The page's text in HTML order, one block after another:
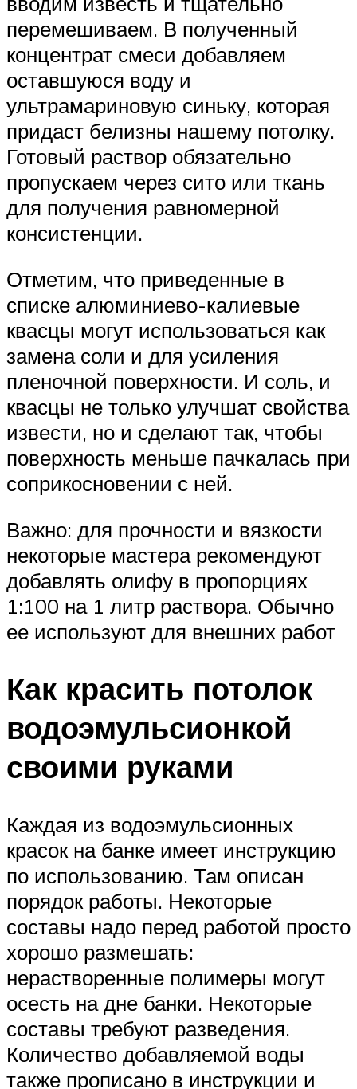
перемешиваем. В полученный
концентрат смеси добавляем
оставшуюся воду и
ультрамариновую синьку, которая
придаст белизны нашему потолку.
Готовый раствор обязательно
пропускаем через сито или ткань
для получения равномерной
консистенции.
Отметим, что приведенные в
списке алюминиево-калиевые
квасцы могут использоваться как
замена соли и для усиления
пленочной поверхности. И соль, и
квасцы не только улучшат свойства
извести, но и сделают так, чтобы
поверхность меньше пачкалась при
соприкосновении с ней.
Важно: для прочности и вязкости
некоторые мастера рекомендуют
добавлять олифу в пропорциях
1:100 на 1 литр раствора. Обычно
ее используют для внешних работ
Как красить потолок
водоэмульсионкой
своими руками
Каждая из водоэмульсионных
красок на банке имеет инструкцию
по использованию. Там описан
порядок работы. Некоторые
составы надо перед работой просто
хорошо размешать:
нерастворенные полимеры могут
осесть на дне банки. Некоторые
составы требуют разведения.
Количество добавляемой воды
также прописано в инструкции и